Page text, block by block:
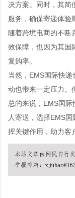
决方案。同时，其简
服务，确保寄递体验
随着跨境电商的不断
效保障，也因为其国
复购率。
当然，EMS国际快
动也带来一定压力。
总的来说，EMS国
人寄送，选择EMS
挥关键作用，助力客